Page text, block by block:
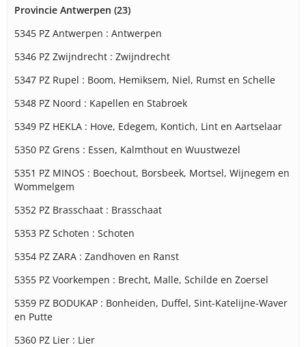
Provincie Antwerpen (23)
5345 PZ Antwerpen : Antwerpen
5346 PZ Zwijndrecht : Zwijndrecht
5347 PZ Rupel : Boom, Hemiksem, Niel, Rumst en Schelle
5348 PZ Noord : Kapellen en Stabroek
5349 PZ HEKLA : Hove, Edegem, Kontich, Lint en Aartselaar
5350 PZ Grens : Essen, Kalmthout en Wuustwezel
5351 PZ MINOS : Boechout, Borsbeek, Mortsel, Wijnegem en
Wommelgem
5352 PZ Brasschaat : Brasschaat
5353 PZ Schoten : Schoten
5354 PZ ZARA : Zandhoven en Ranst
5355 PZ Voorkempen : Brecht, Malle, Schilde en Zoersel
5359 PZ BODUKAP : Bonheiden, Duffel, Sint-Katelijne-Waver
en Putte
5360 PZ Lier : Lier